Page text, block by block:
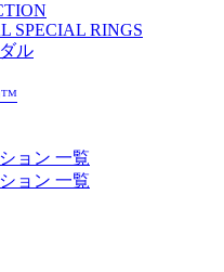
SPECIAL RINGS
ル
ョン 一覧
ョン 一覧